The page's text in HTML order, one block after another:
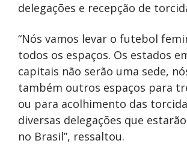
delegações e recepção de
“Nós vamos levar o futebol
todos os espaços. Os estados
capitais não serão uma sede,
também outros espaços para
ou para acolhimento das
diversas delegações que
no Brasil”, ressaltou.